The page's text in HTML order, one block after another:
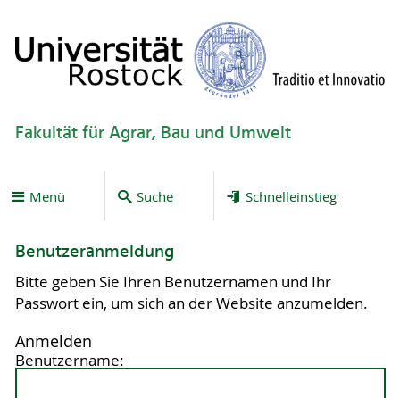
Fakultät für Agrar, Bau und Umwelt
Menü Suche Schnelleinstieg
Benutzeranmeldung
Bitte geben Sie Ihren Benutzernamen und Ihr
Passwort ein, um sich an der Website anzumelden.
Anmelden
Benutzername: